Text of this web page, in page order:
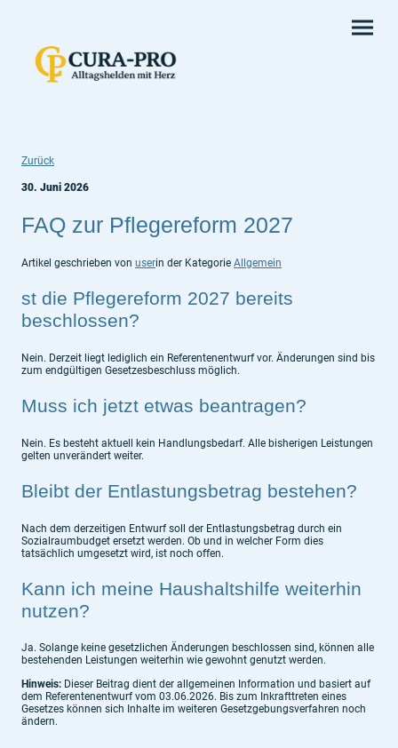
Zurück
30. Juni 2026
FAQ zur Pflegereform 2027
Artikel geschrieben von userin der Kategorie Allgemein
st die Pflegereform 2027 bereits
beschlossen?
Nein. Derzeit liegt lediglich ein Referentenentwurf vor. Änderungen sind bis
zum endgültigen Gesetzesbeschluss möglich.
Muss ich jetzt etwas beantragen?
Nein. Es besteht aktuell kein Handlungsbedarf. Alle bisherigen Leistungen
gelten unverändert weiter.
Bleibt der Entlastungsbetrag bestehen?
Nach dem derzeitigen Entwurf soll der Entlastungsbetrag durch ein
Sozialraumbudget ersetzt werden. Ob und in welcher Form dies
tatsächlich umgesetzt wird, ist noch offen.
Kann ich meine Haushaltshilfe weiterhin
nutzen?
Ja. Solange keine gesetzlichen Änderungen beschlossen sind, können alle
bestehenden Leistungen weiterhin wie gewohnt genutzt werden.
Hinweis: Dieser Beitrag dient der allgemeinen Information und basiert auf
dem Referentenentwurf vom 03.06.2026. Bis zum Inkrafttreten eines
Gesetzes können sich Inhalte im weiteren Gesetzgebungsverfahren noch
ändern.